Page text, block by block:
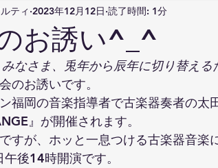
お誘い^_^
ティ 2023年12月12日 読了時間: 1分
なさま、兎年から辰年に切り替える
のお誘いです。
福岡の音楽指導者で古楽器奏者の太
』が開催されます。
すが、ホッと一息つける古楽器音楽
後14時開演です。